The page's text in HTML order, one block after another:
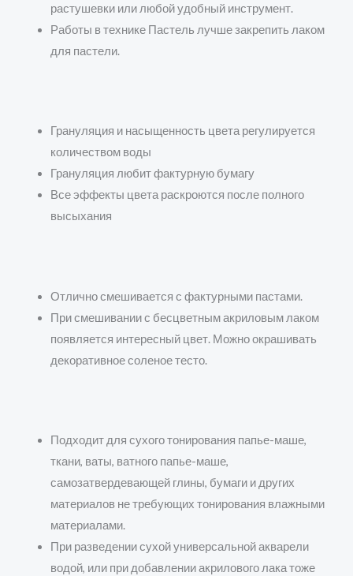
растушевки или любой удобный инструмент.
Работы в технике Пастель лучше закрепить лаком
для пастели.
Грануляция и насыщенность цвета регулируется
количеством воды
Грануляция любит фактурную бумагу
Все эффекты цвета раскроются после полного
высыхания
Отлично смешивается с фактурными пастами.
При смешивании с бесцветным акриловым лаком
появляется интересный цвет. Можно окрашивать
декоративное соленое тесто.
Подходит для сухого тонирования папье-маше,
ткани, ваты, ватного папье-маше,
самозатвердевающей глины, бумаги и других
материалов не требующих тонирования влажными
материалами.
При разведении сухой универсальной акварели
водой, или при добавлении акрилового лака тоже